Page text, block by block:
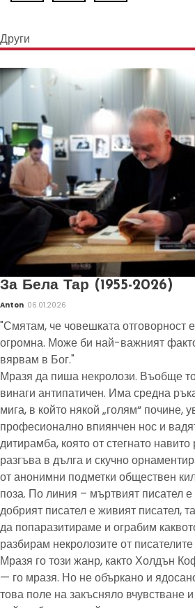
Други
За Бела Тар (1955-2026)
Anton 06.01.2026
"Смятам, че човешката отговорност
огромна. Може би най-важният
вярвам в Бог."
Мразя да пиша некролози. Въобще
винаги антипатичен. Има средна
мига, в който някой „голям“ почине,
професионално впиянчен нос и
дитирамба, която от стегнато
разгъва в дълга и скучно
от анонимни подметки обществен
поза. По линия – мъртвият писател
добрият писател е живият писател,
да попаразитираме и ограбим
разбирам некролозите от
Мразя го този жанр, както Холдън
— го мразя. Но не объркано и
това поле на закъсняло вчувстване